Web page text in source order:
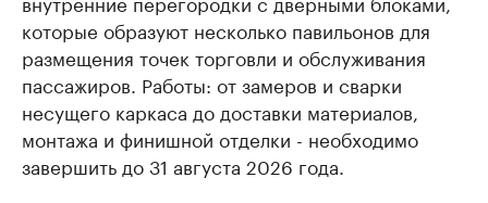
которые образуют несколько павильонов для
размещения точек торговли и обслуживания
пассажиров. Работы: от замеров и сварки
несущего каркаса до доставки материалов,
монтажа и финишной отделки - необходимо
завершить до 31 августа 2026 года.